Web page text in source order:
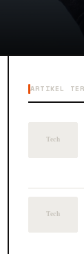
ARTIKEL